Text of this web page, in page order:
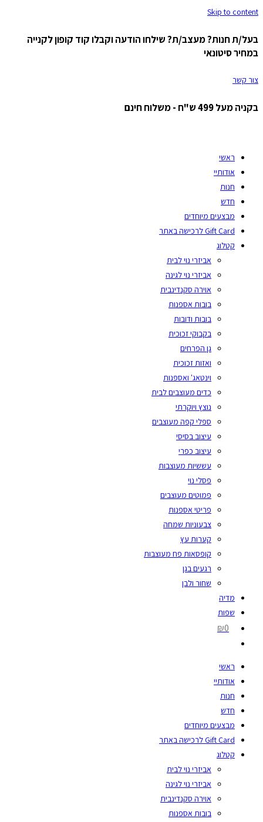
Skip to content
בעל/ת חנות? מעצב/ת? שילחו הודעה וקבלו קוד קופון לקנייה
במחיר סיטונאי
צור קשר
בקניה מעל 499 ש"ח - משלוח חינם
ראשי
אודותיי
חנות
חדש
מבצעים מיוחדים
Gift Card לרכישה באתר
קטלוג
אביזרי נוי לבית
אביזרי נוי לגינה
אוירה סקנדינבית
בובות אספנות
בובות ודובות
בקבוקי זכוכית
גן הפרחים
ואזות זכוכית
וינטאג' ואספנות
כדים מעוצבים לבית
נוצץ ויוקרתי
ספלי קפה מעוצבים
עיצוב בסיסי
עיצוב כפרי
עששיות מעוצבות
פסלי נוי
פמוטים מעוצבים
פריטי אספנות
צבעוניות שמחה
קערות עץ
קופסאות פח מעוצבות
רגעים בגן
שחור ולבן
מדיה
שפות
₪0
ראשי
אודותיי
חנות
חדש
מבצעים מיוחדים
Gift Card לרכישה באתר
קטלוג
אביזרי נוי לבית
אביזרי נוי לגינה
אוירה סקנדינבית
בובות אספנות